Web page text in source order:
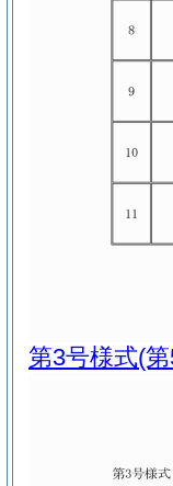
第3号様式(